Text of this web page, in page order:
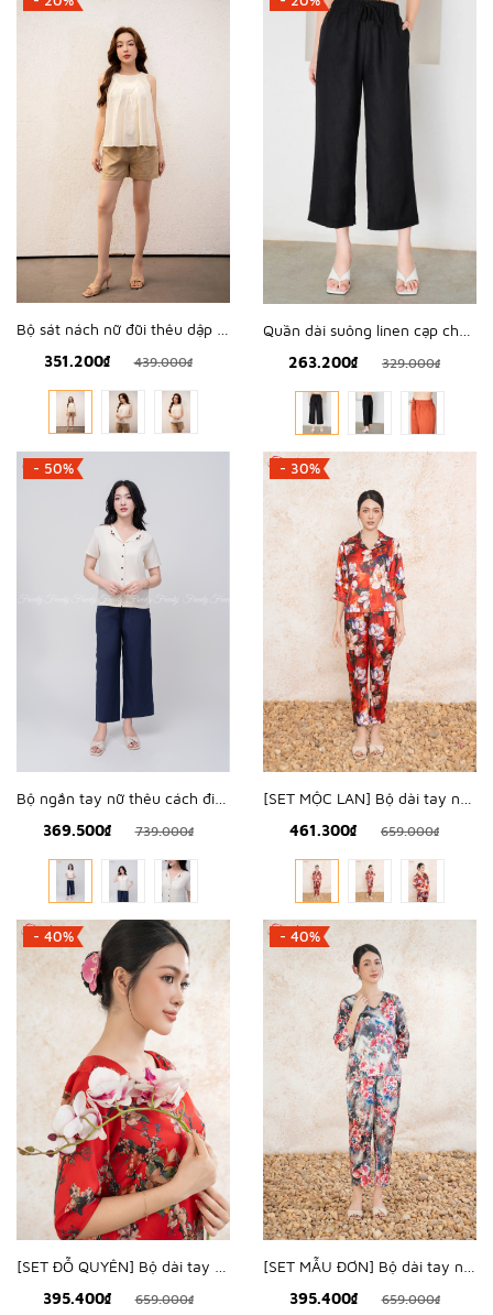
351.200₫
439.000₫
263.200₫
329.000₫
- 50%
369.500₫
739.000₫
- 30%
461.300₫
659.000₫
- 40%
395.400₫
659.000₫
- 40%
395.400₫
659.000₫